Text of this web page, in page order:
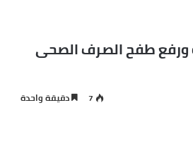
ورفع طفح الصرف الصحى
7 دقيقة واحدة